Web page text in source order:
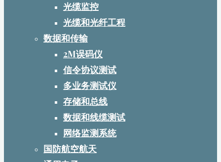
光缆监控
光缆和光纤工程
数据和传输
2M误码仪
信令协议测试
多业务测试仪
存储和总线
数据和线缆测试
网络监测系统
国防航空航天